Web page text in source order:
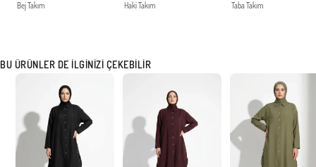
Bej Takım Haki Takım Taba Takım
BU ÜRÜNLER DE İLGINIZI ÇEKEBILIR